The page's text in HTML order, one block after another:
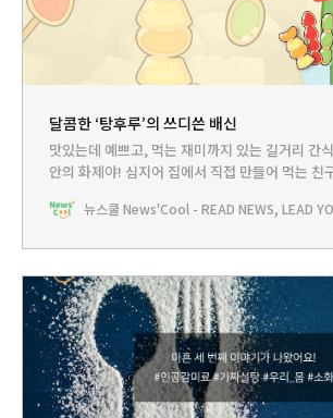
달콤한 ‘탕후루’의 쓰디쓴 배신
맛있는데 예쁘고, 먹는 재미까지 있는 길거리 간
안의 화제야! 심지어 집에서 직접 만들어 먹는 친
줄게!
뉴스쿨 News'Cool - READ NEWS, LEAD